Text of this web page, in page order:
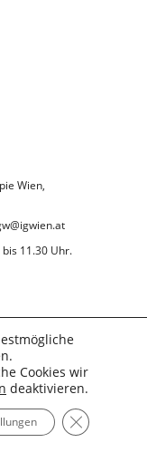
Wien,
11.30 Uhr.
Cookies wir
deaktivieren.
GDPR